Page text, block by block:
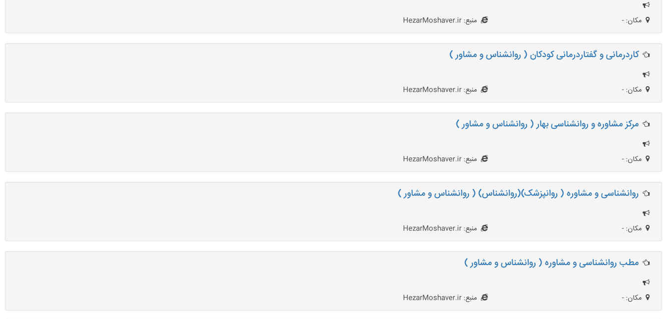
مکان: - منبع: HezarMoshaver.ir
کاردرمانی و گفتاردرمانی کودکان ( روانشناس و مشاور )
مکان: - منبع: HezarMoshaver.ir
مرکز مشاوره و روانشناسی بهار ( روانشناس و مشاور )
مکان: - منبع: HezarMoshaver.ir
روانشناسی و مشاوره ( روانپزشک)(روانشناس) ( روانشناس و مشاور )
مکان: - منبع: HezarMoshaver.ir
مطب روانشناسی و مشاوره ( روانشناس و مشاور )
مکان: - منبع: HezarMoshaver.ir